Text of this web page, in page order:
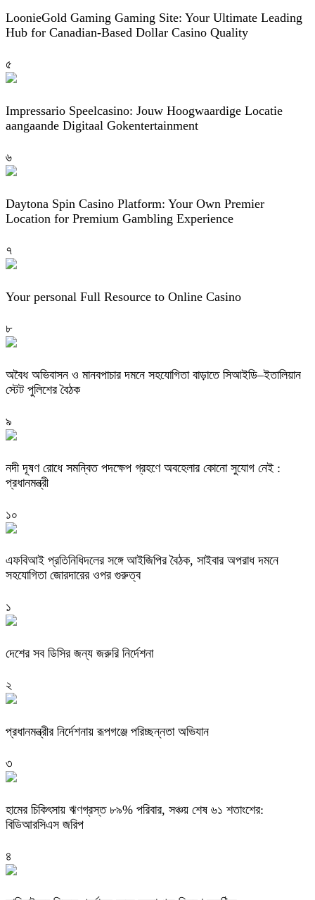
LoonieGold Gaming Gaming Site: Your Ultimate Leading
Hub for Canadian-Based Dollar Casino Quality
৫
Impressario Speelcasino: Jouw Hoogwaardige Locatie
aangaande Digitaal Gokentertainment
৬
Daytona Spin Casino Platform: Your Own Premier
Location for Premium Gambling Experience
৭
Your personal Full Resource to Online Casino
৮
অবৈধ অভিবাসন ও মানবপাচার দমনে সহযোগিতা বাড়াতে সিআইডি–ইতালিয়ান
স্টেট পুলিশের বৈঠক
৯
নদী দূষণ রোধে সমন্বিত পদক্ষেপ গ্রহণে অবহেলার কোনো সুযোগ নেই :
প্রধানমন্ত্রী
১০
এফবিআই প্রতিনিধিদলের সঙ্গে আইজিপির বৈঠক, সাইবার অপরাধ দমনে
সহযোগিতা জোরদারের ওপর গুরুত্ব
১
দেশের সব ডিসির জন্য জরুরি নির্দেশনা
২
প্রধানমন্ত্রীর নির্দেশনায় রূপগঞ্জে পরিচ্ছন্নতা অভিযান
৩
হামের চিকিৎসায় ঋণগ্রস্ত ৮৯% পরিবার, সঞ্চয় শেষ ৬১ শতাংশের:
বিডিআরসিএস জরিপ
৪